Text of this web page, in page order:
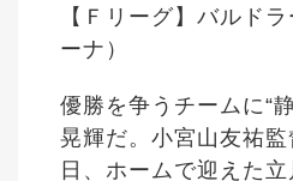
【Ｆリーグ】バルド
ーナ）
優勝を争うチームに“
晃輝だ。小宮山友祐
日、ホームで迎えた